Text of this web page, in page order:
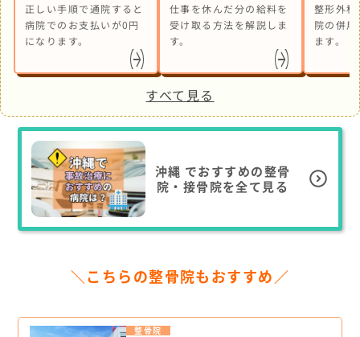
正しい手順で通院すると
病院でのお支払いが0円
になります。
仕事を休んだ分の給料を
受け取る方法を解説しま
す。
整形外
院の併
ます。
すべて見る
沖縄 でおすすめの整骨
院・接骨院を全て見る
＼こちらの整骨院もおすすめ／
整骨院